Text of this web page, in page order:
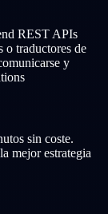
REST APIs
o traductores de
y
sin coste.
mejor estrategia